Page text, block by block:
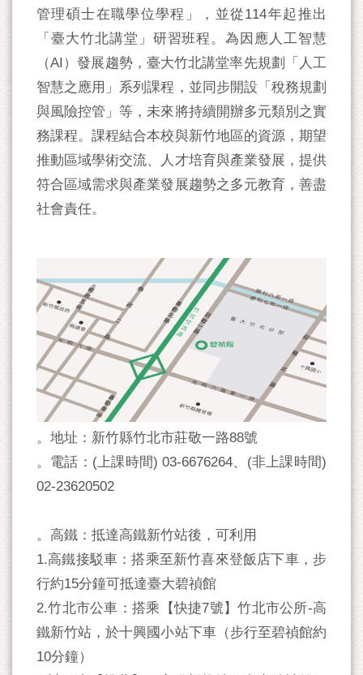
管理碩士在職學位學程」，並從114年起推出
「臺大竹北講堂」研習班程。為因應人工智慧
（AI）發展趨勢，臺大竹北講堂率先規劃「人工
智慧之應用」系列課程，並同步開設「稅務規劃
與風險控管」等，未來將持續開辦多元類別之實
務課程。課程結合本校與新竹地區的資源，期望
推動區域學術交流、人才培育與產業發展，提供
符合區域需求與產業發展趨勢之多元教育，善盡
社會責任。
。地址：新竹縣竹北市莊敬一路88號
。電話：(上課時間) 03-6676264、(非上課時間)
02-23620502
。高鐵：抵達高鐵新竹站後，可利用
1.高鐵接駁車：搭乘至新竹喜來登飯店下車，步
行約15分鐘可抵達臺大碧禎館
2.竹北市公車：搭乘【快捷7號】竹北市公所-高
鐵新竹站，於十興國小站下車（步行至碧禎館約
10分鐘）